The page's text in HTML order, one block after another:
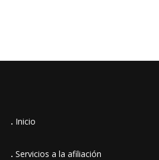
. Inicio
. Servicios a la afiliación